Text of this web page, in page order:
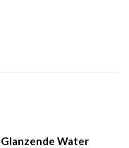
Glanzende Water